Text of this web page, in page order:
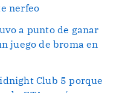
nerfeo
a punto de ganar
juego de broma en
Club 5 porque